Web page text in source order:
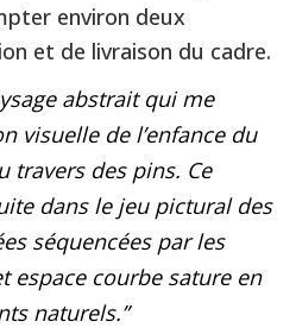
environ deux
et de livraison du cadre.
abstrait qui me
visuelle de l’enfance du
travers des pins. Ce
dans le jeu pictural des
séquencées par les
espace courbe sature en
naturels.”